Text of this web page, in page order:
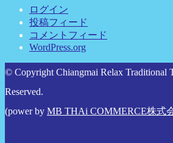
ログイン
投稿フィード
コメントフィード
WordPress.org
© Copyright Chiangmai Relax Traditional
Reserved.
(power by MB THAi COMMERCE株式